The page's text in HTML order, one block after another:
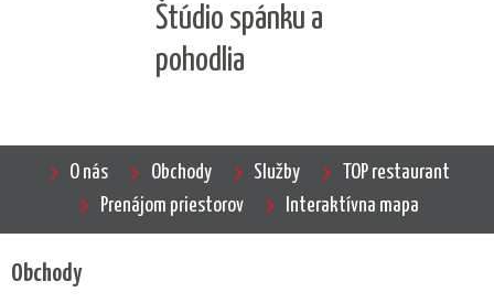
Štúdio spánku a
pohodlia
O nás Obchody Služby
TOP restaurant
Prenájom priestorov
Interaktívna mapa
Obchody